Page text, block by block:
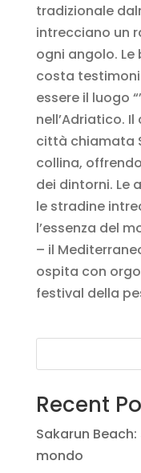
tradizionale
intrecciano un
ogni angolo.
costa
essere il luogo
nell’Adriatico.
città chiamata
collina,
dei dintorni. Le
le stradine
l’essenza del
– il
ospita con
festival della
Recent
Sakarun
mondo